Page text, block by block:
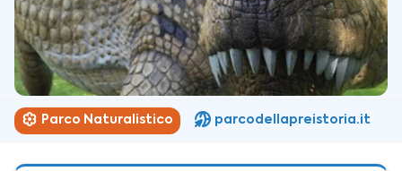
Parco Naturalistico parcodellapreistoria.it